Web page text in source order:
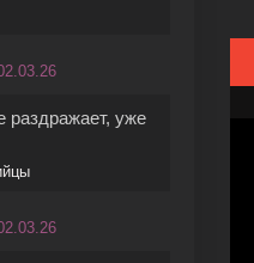
раздражает, уже